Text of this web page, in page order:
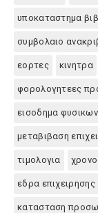
υποκαταστημα
συμβολαιο
εορτες κινητρα
φορολογητεες
εισοδημα
μεταβιβαση
τιμολογια
εδρα επιχειρησης
κατασταση